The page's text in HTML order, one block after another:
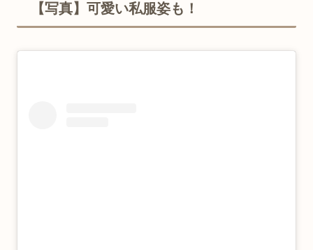
【写真】可愛い私服姿も！